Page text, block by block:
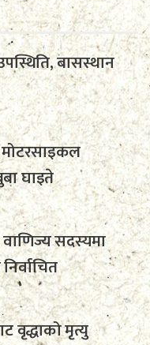
बासस्थान
घाइते
वाणिज्य सदस्यमा
वृद्धाको मृत्यु